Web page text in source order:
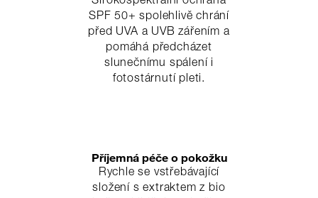
SPF 50+ spolehlivě chrání
před UVA a UVB zářením a
pomáhá předcházet
slunečnímu spálení i
fotostárnutí pleti.
Příjemná péče o pokožku
Rychle se vstřebávající
složení s extraktem z bio